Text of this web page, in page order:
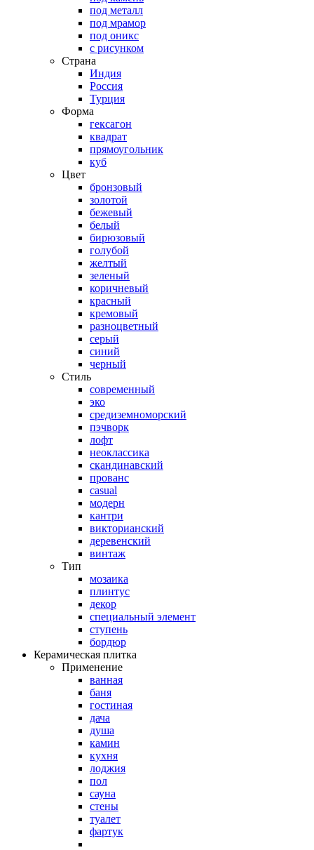
под металл
под мрамор
под оникс
с рисунком
Страна
Индия
Россия
Турция
Форма
гексагон
квадрат
прямоугольник
куб
Цвет
бронзовый
золотой
бежевый
белый
бирюзовый
голубой
желтый
зеленый
коричневый
красный
кремовый
разноцветный
серый
синий
черный
Стиль
современный
эко
средиземноморский
пэчворк
лофт
неоклассика
скандинавский
прованс
casual
модерн
кантри
викторианский
деревенский
винтаж
Тип
мозаика
плинтус
декор
специальный элемент
ступень
бордюр
Керамическая плитка
Применение
ванная
баня
гостиная
дача
душа
камин
кухня
лоджия
пол
сауна
стены
туалет
фартук